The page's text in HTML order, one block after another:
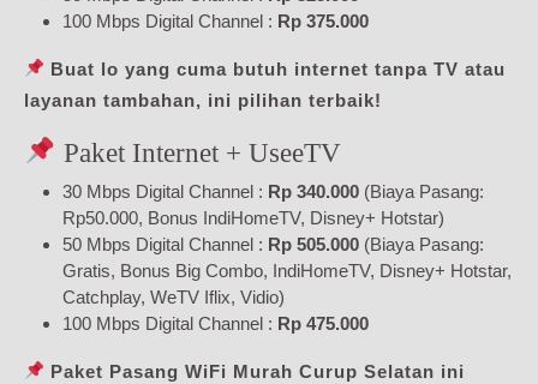
100 Mbps Digital Channel : Rp 375.000
Buat lo yang cuma butuh internet tanpa TV atau
layanan tambahan, ini pilihan terbaik!
Paket Internet + UseeTV
30 Mbps Digital Channel : Rp 340.000 (Biaya Pasang:
Rp50.000, Bonus IndiHomeTV, Disney+ Hotstar)
50 Mbps Digital Channel : Rp 505.000 (Biaya Pasang:
Gratis, Bonus Big Combo, IndiHomeTV, Disney+ Hotstar,
Catchplay, WeTV Iflix, Vidio)
100 Mbps Digital Channel : Rp 475.000
Paket Pasang WiFi Murah Curup Selatan ini